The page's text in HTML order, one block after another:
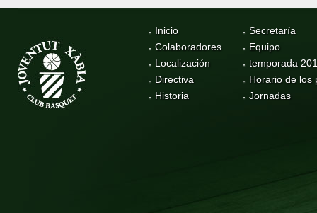
Inicio
Colaboradores
Localización
Directiva
Historia
Secretaría
Equipo
temporada
Horario de los
Jornadas